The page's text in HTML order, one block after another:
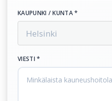
KAUPUNKI / KUNTA *
VIESTI *